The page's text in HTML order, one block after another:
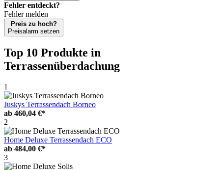
Fehler entdeckt?
Fehler melden
Preis zu hoch?
Preisalarm setzen
Top 10 Produkte in
Terrassenüberdachung
1
Juskys Terrassendach Borneo
ab 460,04 €*
2
Home Deluxe Terrassendach ECO
ab 484,00 €*
3